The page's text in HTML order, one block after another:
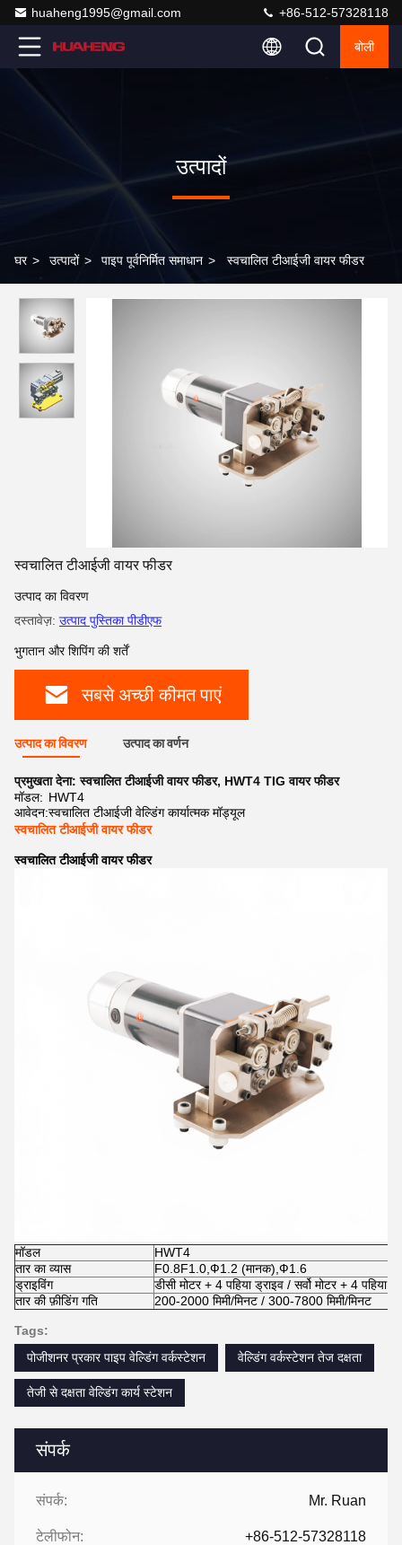
huaheng1995@gmail.com +86-512-57328118
बोली
उत्पादों
घर > उत्पादों > पाइप पूर्वनिर्मित समाधान > स्वचालित टीआईजी वायर फीडर
संपर्क
संपर्क: Mr. Ruan
टेलीफोन: +86-512-57328118
स्वचालित टीआईजी वायर फीडर
उत्पाद का विवरण
दस्तावेज़: उत्पाद पुस्तिका पीडीएफ
भुगतान और शिपिंग की शर्तें
सबसे अच्छी कीमत पाएं
उत्पाद का विवरण उत्पाद का वर्णन
प्रमुखता देना:स्वचालित टीआईजी वायर फीडर, HWT4 TIG वायर फीडर
मॉडल: HWT4
आवेदन:स्वचालित टीआईजी वेल्डिंग कार्यात्मक मॉड्यूल
स्वचालित टीआईजी वायर फीडर
स्वचालित टीआईजी वायर फीडर
मॉडल
HWT4
तार का व्यास
F0.8F1.0,Ф1.2 (मानक),Ф1.6
ड्राइविंग
डीसी मोटर + 4 पहिया ड्राइव / सर्वो मोटर + 4 पहिया
तार की फ़ीडिंग गति
200-2000 मिमी/मिनट / 300-7800 मिमी/मिनट
Tags:
पोजीशनर प्रकार पाइप वेल्डिंग वर्कस्टेशन
वेल्डिंग वर्कस्टेशन तेज दक्षता
तेजी से दक्षता वेल्डिंग कार्य स्टेशन